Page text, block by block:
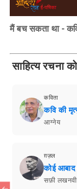
मैं बच सकता था -
साहित्य रचना
कविता
कवि की
आग्नेय
ग़ज़ल
कोई आबाद
सफ़ी लखनवी